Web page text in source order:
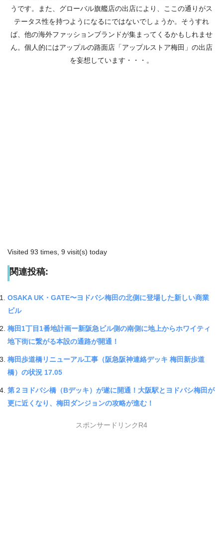
うです。また、グローバル旗艦店の出店により、ここの通りがス
テータス性を持つようになるにではないでしょうか。そうすれ
ば、他の海外ファッションブランドが集まってくるかもしれませ
ん。個人的にはアップルの路面店「アップルストア梅田」の出店
を妄想しています・・・。
Visited 93 times, 9 visit(s) today
関連投稿:
OSAKA UK・GATE〜ヨドバシ梅田の北側に登場した新しい商業
ビル
梅田1丁目1番地計画ー新阪急ビル側の南側に地上からホワイティ
地下街に繋がる本設の通路が開通！
梅田歩道橋リニューアル工事（阪急阪神連絡デッキ 梅田新歩道
橋）の状況 17.05
第２ヨドバシ橋（Bデッキ）が遂に開通！大阪駅とヨドバシ梅田が
更に近くなり、梅田ダンジョンの攻略が進む！
スポンサードリンクR4